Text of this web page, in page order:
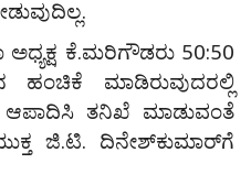
ಅಧ್ಯಕ್ಷ ಕೆ.ಮರಿಗೌಡರು 50:50
ಹಂಚಿಕೆ ಮಾಡಿರುವುದರಲ್ಲಿ
ಆಪಾದಿಸಿ ತನಿಖೆ ಮಾಡುವಂತೆ
ಜಿ.ಟಿ. ದಿನೇಶ್‌ಕುಮಾರ್‌ಗೆ